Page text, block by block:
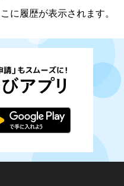
に履歴が表示されます。